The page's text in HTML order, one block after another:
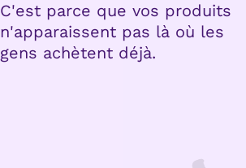
C'est parce que vos produits
n'apparaissent pas là où les
gens achètent déjà.